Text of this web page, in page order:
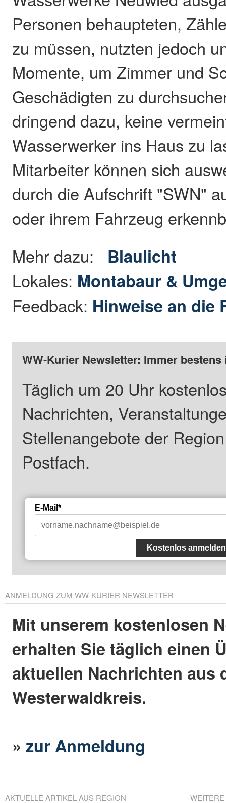
Personen behaupteten,
zu müssen, nutzten jedoch
Momente, um Zimmer und
Geschädigten zu
dringend dazu, keine
Wasserwerker ins Haus zu
Mitarbeiter können sich
durch die Aufschrift "SWN"
oder ihrem Fahrzeug
Mehr dazu: Blaulicht
Lokales: Montabaur &
Feedback: Hinweise an die
WW-Kurier Newsletter: Immer
Täglich um 20 Uhr
Nachrichten,
Stellenangebote der
Postfach.
E-Mail*
Kostenlos anmelden
ANMELDUNG ZUM WW-KURIER NEWSLETTER
Mit unserem kostenlosen
erhalten Sie täglich einen
aktuellen Nachrichten aus
Westerwaldkreis.
»zur Anmeldung
AKTUELLE ARTIKEL AUS REGION